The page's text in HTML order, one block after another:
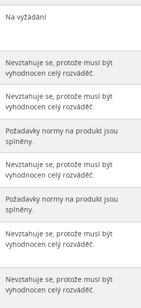
Na vyžádání
Nevztahuje se, protože musí být
vyhodnocen celý rozváděč.
Nevztahuje se, protože musí být
vyhodnocen celý rozváděč.
Požadavky normy na produkt jsou
splněny.
Nevztahuje se, protože musí být
vyhodnocen celý rozváděč.
Požadavky normy na produkt jsou
splněny.
Nevztahuje se, protože musí být
vyhodnocen celý rozváděč.
Nevztahuje se, protože musí být
vyhodnocen celý rozváděč.